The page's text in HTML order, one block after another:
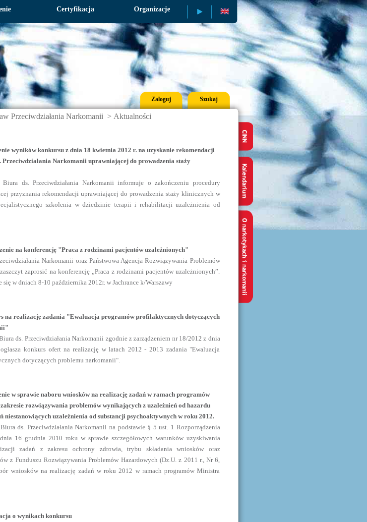
Certyfikacja Organizacje Publikacje
Zaloguj Szukaj
Przeciwdziałania Narkomanii > Aktualności
wyników konkursu z dnia 18 kwietnia 2012 r. na uzyskanie rekomendacji
Narkomanii uprawniającej do prowadzenia staży
ds. Przeciwdziałania Narkomanii informuje o zakończeniu procedury
przyznania rekomendacji uprawniającej do prowadzenia staży klinicznych w
szkolenia w dziedzinie terapii i rehabilitacji uzależnienia od
na konferencję "Praca z rodzinami pacjentów uzależnionych"
Narkomanii oraz Państwowa Agencja Rozwiązywania Problemów
zaprosić na konferencję „Praca z rodzinami pacjentów uzależnionych”.
się w dniach 8-10 października 2012r. w Jachrance k/Warszawy
na realizację zadania "Ewaluacja programów profilaktycznych dotyczących
ds. Przeciwdziałania Narkomanii zgodnie z zarządzeniem nr 18/2012 z dnia
konkurs ofert na realizację w latach 2012 - 2013 zadania "Ewaluacja
dotyczących problemu narkomanii".
w sprawie naboru wniosków na realizację zadań w ramach programów
rozwiązywania problemów wynikających z uzależnień od hazardu
niestanowiących uzależnienia od substancji psychoaktywnych w roku 2012.
ds. Przeciwdziałania Narkomanii na podstawie § 5 ust. 1 Rozporządzenia
16 grudnia 2010 roku w sprawie szczegółowych warunków uzyskiwania
zadań z zakresu ochrony zdrowia, trybu składania wniosków oraz
z Funduszu Rozwiązywania Problemów Hazardowych (Dz.U. z 2011 r., Nr 6,
wniosków na realizację zadań w roku 2012 w ramach programów Ministra
o wynikach konkursu